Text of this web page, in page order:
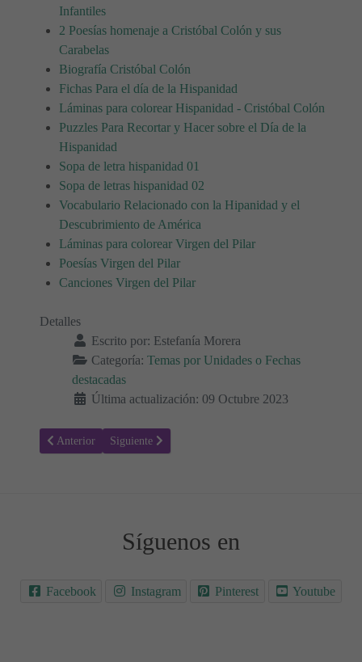
Infantiles
2 Poesías homenaje a Cristóbal Colón y sus
Carabelas
Biografía Cristóbal Colón
Fichas Para el día de la Hispanidad
Láminas para colorear Hispanidad - Cristóbal Colón
Puzzles Para Recortar y Hacer sobre el Día de la
Hispanidad
Sopa de letra hispanidad 01
Sopa de letras hispanidad 02
Vocabulario Relacionado con la Hipanidad y el
Descubrimiento de América
Láminas para colorear Virgen del Pilar
Poesías Virgen del Pilar
Canciones Virgen del Pilar
Detalles
Escrito por: Estefanía Morera
Categoría: Temas por Unidades o Fechas
destacadas
Última actualización: 09 Octubre 2023
Artículo anterior: Banco de recursos para el Día del niño
Anterior Artículo siguiente: Frases increíbles para dedicar a tu
Siguiente
Síguenos en
Facebook Instagram Pinterest Youtube